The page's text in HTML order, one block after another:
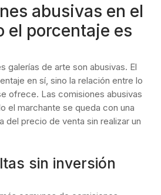
abusivas en el
el porcentaje es
galerías de arte son abusivas. El
en sí, sino la relación entre lo
ofrece. Las comisiones abusivas
el marchante se queda con una
del precio de venta sin realizar un
sin inversión